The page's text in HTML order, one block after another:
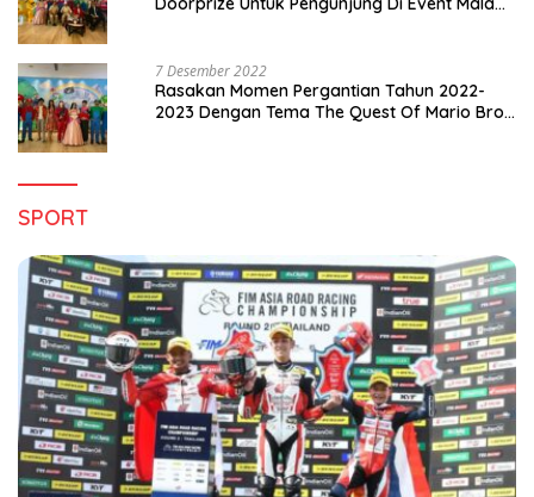
7 Desember 2022
Rasakan Momen Pergantian Tahun 2022-
2023 Dengan Tema The Quest Of Mario Bros
SPORT